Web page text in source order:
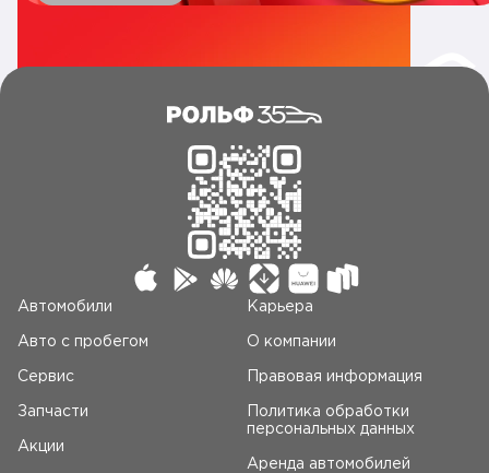
Автомобили
Авто c пробегом
Сервис
Запчасти
Акции
Карьера
О компании
Правовая информация
Политика обработки
персональных данных
Аренда автомобилей